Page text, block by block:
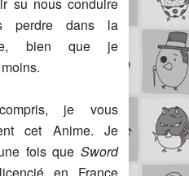
su nous conduire
perdre dans la
bien que je
je vous
cet Anime. Je
fois que Sword